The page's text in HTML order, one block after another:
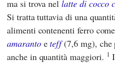
ma si trova nellatte di cocco
Si tratta tuttavia di una
alimenti contenenti ferro
amarantoeteff(7,6 mg), che
anche in quantità maggiori. 1